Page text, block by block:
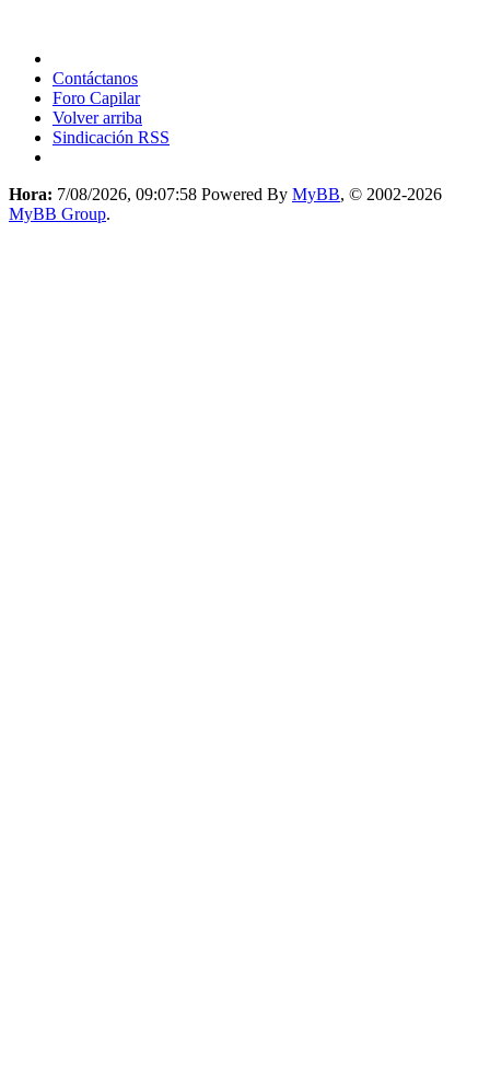
Contáctanos
Foro Capilar
Volver arriba
Sindicación RSS
Hora: 7/08/2026, 09:07:58 Powered By MyBB, © 2002-2026
MyBB Group.